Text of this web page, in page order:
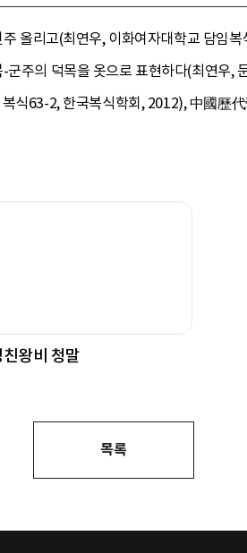
올리고(최연우, 이화여자대학교 담임
주의 덕목을 옷으로 표현하다(최연우,
복식63-2, 한국복식학회, 2012), 中國
친왕비 청말
목록